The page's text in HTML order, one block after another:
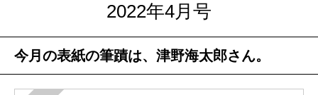
2022年4月号
今月の表紙の筆蹟は、津野海太郎さん。